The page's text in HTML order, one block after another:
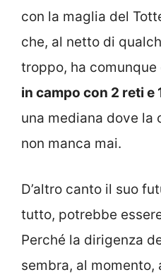
con la maglia del
che, al netto di
troppo, ha
in campo con 2 reti e
una mediana dove la
non manca mai.
D’altro canto il suo
tutto, potrebbe
Perché la dirigenza
sembra, al